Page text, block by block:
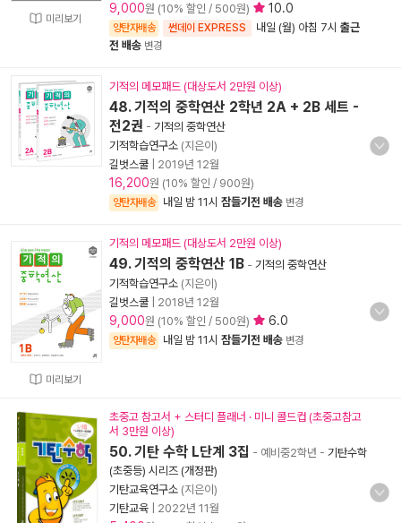
미리보기
9,000원 (10% 할인 / 500원) 10.0
양탄자배송 썬데이 EXPRESS 내일 (월) 아침 7시 출근
전 배송 변경
기적의 메모패드 (대상도서 2만원 이상)
48. 기적의 중학연산 2학년 2A + 2B 세트 -
전2권 - 기적의 중학연산
기적학습연구소 (지은이)
길벗스쿨
2019년 12월
16,200원 (10% 할인 / 900원)
양탄자배송 내일 밤 11시 잠들기전 배송 변경
미리보기
기적의 메모패드 (대상도서 2만원 이상)
49. 기적의 중학연산 1B - 기적의 중학연산
기적학습연구소 (지은이)
길벗스쿨
2018년 12월
9,000원 (10% 할인 / 500원) 6.0
양탄자배송 내일 밤 11시 잠들기전 배송 변경
초중고 참고서 + 스터디 플래너 · 미니 콜드컵 (초중고참고
서 3만원 이상)
50. 기탄 수학 L단계 3집 - 예비중2학년 - 기탄수학
(초중등) 시리즈 (개정판)
기탄교육연구소 (지은이)
기탄교육
2022년 11월